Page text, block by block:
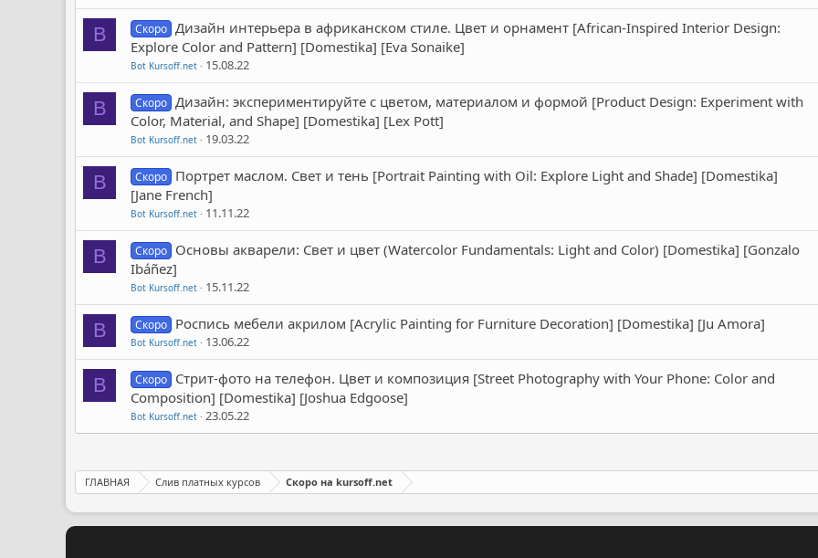
B Скоро Дизайн интерьера в африканском стиле. Цвет и орнамент [African-Inspired Interior Design:
Explore Color and Pattern] [Domestika] [Eva Sonaike]
Bot Kursoff.net 15.08.22
B Скоро Дизайн: экспериментируйте с цветом, материалом и формой [Product Design: Experiment with
Color, Material, and Shape] [Domestika] [Lex Pott]
Bot Kursoff.net 19.03.22
B Скоро Портрет маслом. Свет и тень [Portrait Painting with Oil: Explore Light and Shade] [Domestika]
[Jane French]
Bot Kursoff.net 11.11.22
B Скоро Основы акварели: Свет и цвет (Watercolor Fundamentals: Light and Color) [Domestika] [Gonzalo
Ibáñez]
Bot Kursoff.net 15.11.22
B Скоро Роспись мебели акрилом [Acrylic Painting for Furniture Decoration] [Domestika] [Ju Amora]
Bot Kursoff.net 13.06.22
B Скоро Стрит-фото на телефон. Цвет и композиция [Street Photography with Your Phone: Color and
Composition] [Domestika] [Joshua Edgoose]
Bot Kursoff.net 23.05.22
ГЛАВНАЯ Слив платных курсов Скоро на kursoff.net